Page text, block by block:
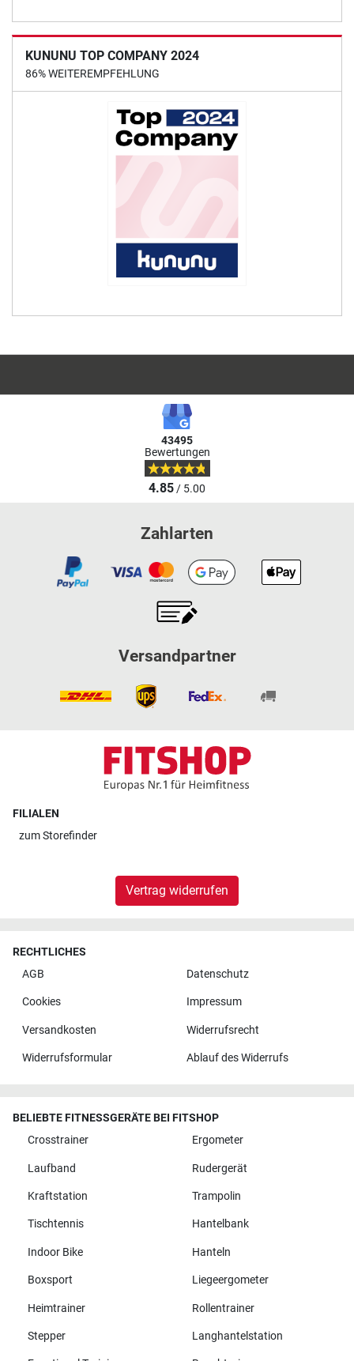
KUNUNU TOP COMPANY 2024
86% WEITEREMPFEHLUNG
43495
Bewertungen
4.85/ 5.00
Zahlarten
Versandpartner
FILIALEN
zumStorefinder
Vertrag widerrufen
RECHTLICHES
AGB
Datenschutz
Cookies Impressum
Versandkosten Widerrufsrecht
Widerrufsformular Ablauf des Widerrufs
BELIEBTE FITNESSGERÄTE BEI FITSHOP
Crosstrainer
Ergometer
Laufband Rudergerät
Kraftstation Trampolin
Tischtennis Hantelbank
Indoor Bike Hanteln
Boxsport Liegeergometer
Heimtrainer Rollentrainer
Stepper Langhantelstation